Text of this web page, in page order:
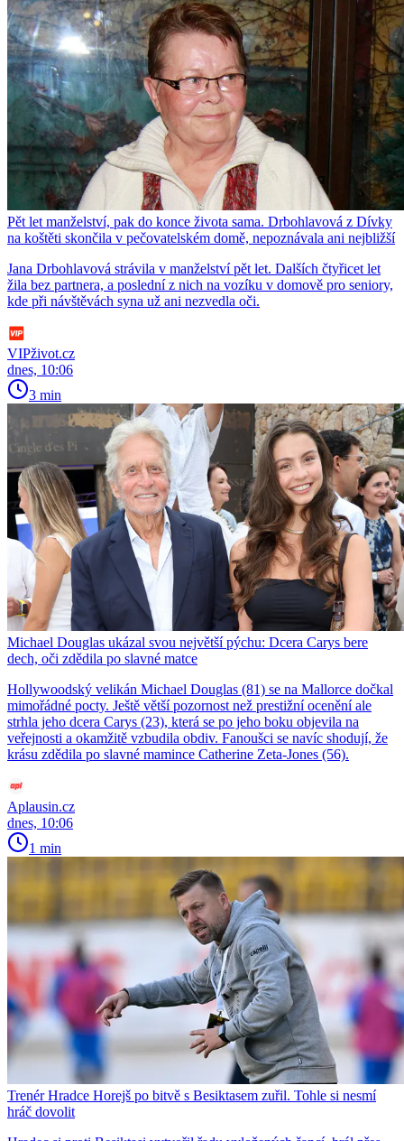
Pět let manželství, pak do konce života sama. Drbohlavová z Dívky
na koštěti skončila v pečovatelském domě, nepoznávala ani nejbližší
Jana Drbohlavová strávila v manželství pět let. Dalších čtyřicet let
žila bez partnera, a poslední z nich na vozíku v domově pro seniory,
kde při návštěvách syna už ani nezvedla oči.
VIPživot.cz
dnes, 10:06
3 min
Michael Douglas ukázal svou největší pýchu: Dcera Carys bere
dech, oči zdědila po slavné matce
Hollywoodský velikán Michael Douglas (81) se na Mallorce dočkal
mimořádné pocty. Ještě větší pozornost než prestižní ocenění ale
strhla jeho dcera Carys (23), která se po jeho boku objevila na
veřejnosti a okamžitě vzbudila obdiv. Fanoušci se navíc shodují, že
krásu zdědila po slavné mamince Catherine Zeta-Jones (56).
Aplausin.cz
dnes, 10:06
1 min
Trenér Hradce Horejš po bitvě s Besiktasem zuřil. Tohle si nesmí
hráč dovolit